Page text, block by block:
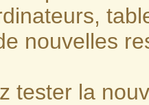
nouvelles
tester la